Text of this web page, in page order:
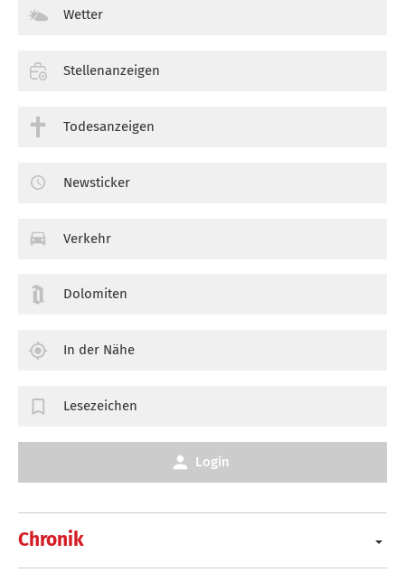
Chronik
Wetter
Stellenanzeigen
Todesanzeigen
Newsticker
Verkehr
Dolomiten
In der Nähe
Lesezeichen
Login